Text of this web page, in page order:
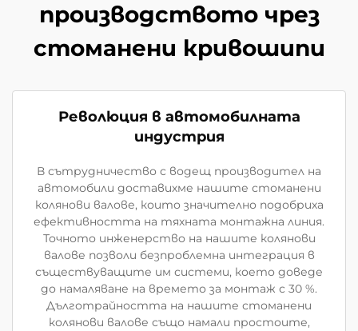
производството чрез
стоманени кривошипи
Революция в автомобилната
индустрия
В сътрудничество с водещ производител на
автомобили доставихме нашите стоманени
колянови валове, които значително подобриха
ефективността на тяхната монтажна линия.
Точното инженерство на нашите колянови
валове позволи безпроблемна интеграция в
съществуващите им системи, което доведе
до намаляване на времето за монтаж с 30 %.
Дълготрайността на нашите стоманени
колянови валове също намали простоите,